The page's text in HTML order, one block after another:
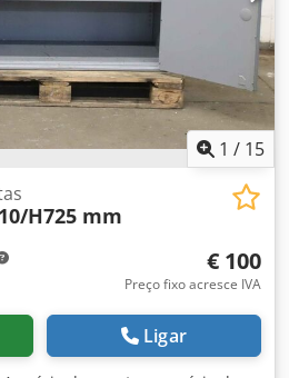
1 / 15
H725 mm
€ 100
Preço fixo acresce IVA
Ligar